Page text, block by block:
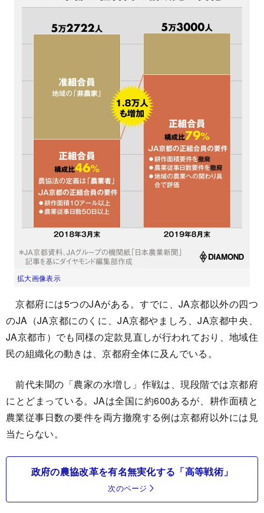
拡大画像表示
京都府には5つのJAがある。すでに、JA京都以外の四つ
のJA（JA京都にのくに、JA京都やましろ、JA京都中央、
JA京都市）でも同様の定款見直しが行われており、地域住
民の組織化の動きは、京都府全体に及んでいる。
前代未聞の「農家の水増し」作戦は、現段階では京都府
にとどまっている。JAは全国に約600あるが、耕作面積と
農業従事日数の要件を両方撤廃する例は京都府以外には見
当たらない。
政府の農協改革を有名無実化する「高等戦術」
次のページ